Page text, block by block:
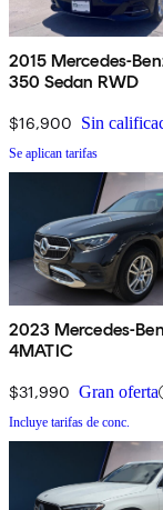
2015 Mercedes-
350 Sedan RWD
$16,900 Sin
Se aplican tarifas
2023 Mercedes-
4MATIC
$31,990 Gran oferta
Incluye tarifas de conc.